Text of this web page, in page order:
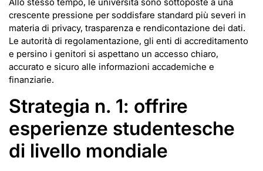
Allo stesso tempo, le università sono sottoposte a una
crescente pressione per soddisfare standard più severi in
materia di privacy, trasparenza e rendicontazione dei dati.
Le autorità di regolamentazione, gli enti di accreditamento
e persino i genitori si aspettano un accesso chiaro,
accurato e sicuro alle informazioni accademiche e
finanziarie.
Strategia n. 1: offrire
esperienze studentesche
di livello mondiale